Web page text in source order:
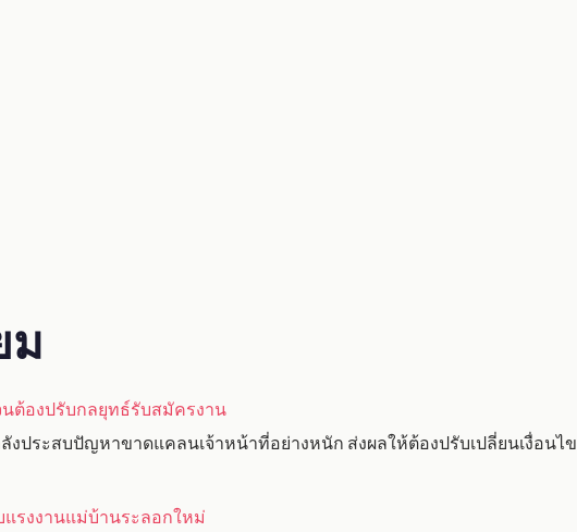
ม
ต้องปรับกลยุทธ์รับสมัครงาน
ประสบปัญหาขาดแคลนเจ้าหน้าที่อย่างหนัก ส่งผลให้ต้องปรับเปลี่ยนเงื่อนไข
แรงงานแม่บ้านระลอกใหม่